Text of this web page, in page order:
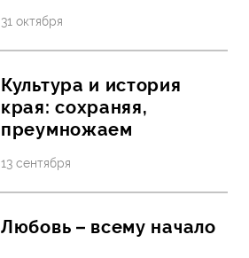
31 октября
Культура и история
края: сохраняя,
преумножаем
13 сентября
Любовь – всему начало